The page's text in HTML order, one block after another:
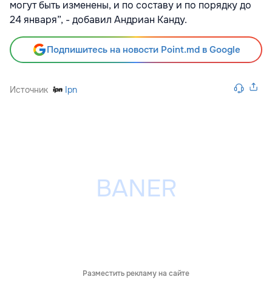
могут быть изменены, и по составу и по порядку до
24 января”, - добавил Андриан Канду.
Подпишитесь на новости Point.md в Google
Источник Ipn
Разместить рекламу на сайте